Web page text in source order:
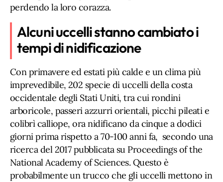
perdendo la loro corazza.
Alcuni uccelli stanno cambiato i
tempi di nidificazione
Con primavere ed estati più calde e un clima più
imprevedibile, 202 specie di uccelli della costa
occidentale degli Stati Uniti, tra cui rondini
arboricole, passeri azzurri orientali, picchi pileati e
colibrì calliope, ora nidificano da cinque a dodici
giorni prima rispetto a 70-100 anni fa, secondo una
ricerca del 2017 pubblicata su Proceedings of the
National Academy of Sciences. Questo è
probabilmente un trucco che gli uccelli mettono in